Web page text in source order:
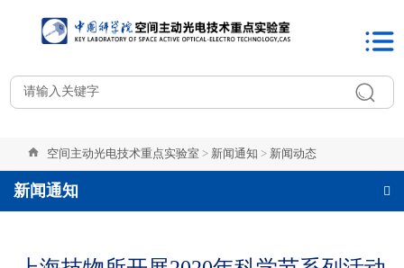
空间主动光电技术重点实验室 > 新闻通知 > 新闻动态
新闻通知